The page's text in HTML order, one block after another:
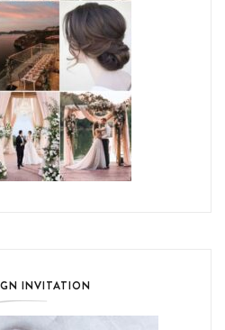
INVITATION